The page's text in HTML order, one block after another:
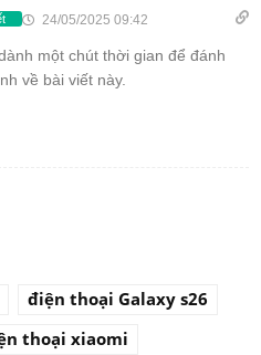
24/05/2025 09:42
một chút thời gian để đánh
về bài viết này.
điện thoại Galaxy s26
thoại xiaomi